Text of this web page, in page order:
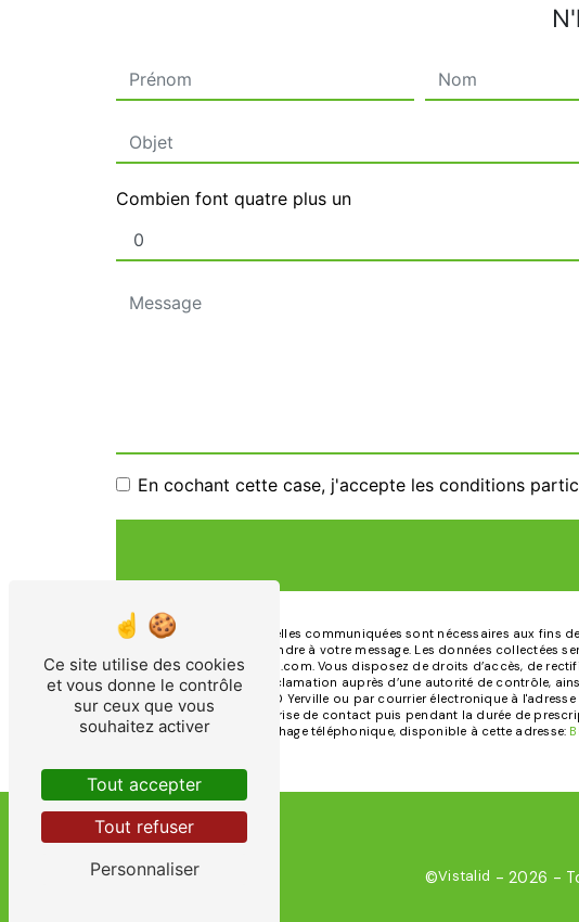
Combien font quatre plus un
En cochant cette case, j'accepte les conditions
** Les données personnelles communiquées sont nécessaires aux fins
dans le seul but de répondre à votre message. Les données collectées
doloresfosse.pfd@gmail.com. Vous disposez de droits d’accès, de
droit d’introduire une réclamation auprès d’une autorité de contrôle,
Rue Jules Guéville, 76760 Yerville ou par courrier électronique à
pendant la période de prise de contact puis pendant la durée de
d'opposition au démarchage téléphonique, disponible à cette adresse:
©Vistalid - 2026 -
Ce site utilise des cookies
et vous donne le contrôle
sur ceux que vous
souhaitez activer
Tout accepter
Tout refuser
Personnaliser